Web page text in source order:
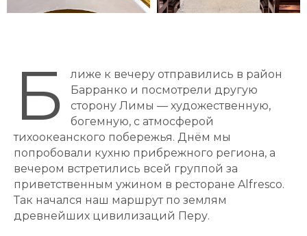
Б
лиже к вечеру отправились в район
Барранко и посмотрели другую
сторону Лимы — художественную,
богемную, с атмосферой
тихоокеанского побережья. Днём мы
попробовали кухню прибрежного региона, а
вечером встретились всей группой за
приветственным ужином в ресторане Alfresco.
Так начался наш маршрут по землям
древнейших цивилизаций Перу.